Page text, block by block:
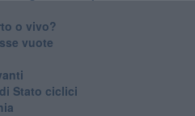
o vivo?
vuote
Stato ciclici